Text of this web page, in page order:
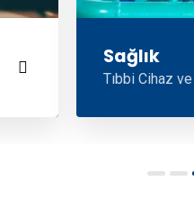
Tıbbi Cihaz ve Sağlık